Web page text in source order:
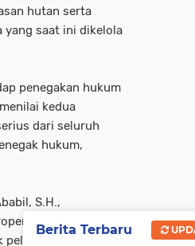
hutan serta
yang saat ini dikelola
penegakan hukum
kedua
dari seluruh
hukum,
S.H.,
di dalam
hukum
Berita Terbaru